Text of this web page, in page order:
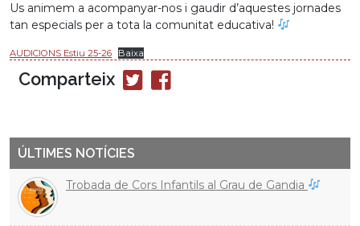
Us animem a acompanyar-nos i gaudir d’aquestes jornades
tan especials per a tota la comunitat educativa!
AUDICIONS Estiu 25-26 Baixa
Comparteix
Compartir
en
Compartir
en
ÚLTIMES NOTÍCIES
Trobada de Cors Infantils al Grau de Gandia